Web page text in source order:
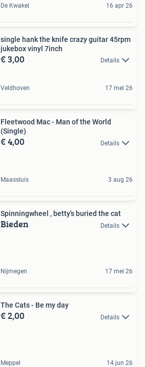
De Kwakel 16 apr 26
single hank the knife crazy guitar 45rpm
jukebox vinyl 7inch
€ 3,00 Details
Veldhoven 17 mei 26
Fleetwood Mac - Man of the World
(Single)
€ 4,00 Details
Maassluis 3 aug 26
Spinningwheel , betty's buried the cat
Bieden Details
Nijmegen 17 mei 26
The Cats - Be my day
€ 2,00 Details
Meppel 14 jun 26